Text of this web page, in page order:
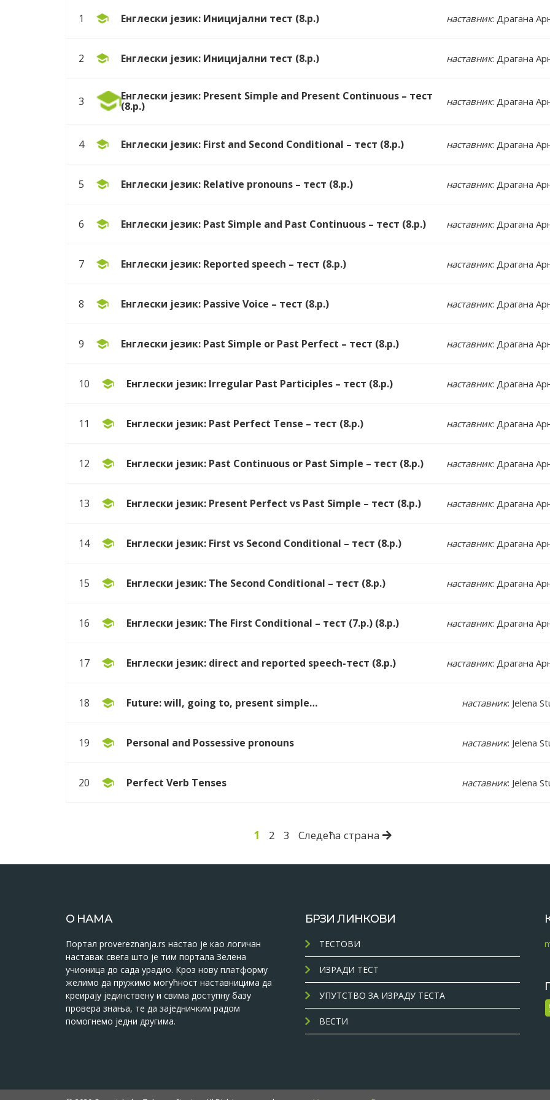
1 Енглески језик: Иницијални тест (8.р.) наставник: Драгана
2 Енглески језик: Иницијални тест (8.р.) наставник: Драгана
3 Енглески језик: Present Simple and Present Continuous – тест
(8.р.) наставник: Драгана
4 Енглески језик: First and Second Conditional – тест (8.р.) наставник: Драгана
5 Енглески језик: Relative pronouns – тест (8.р.) наставник: Драгана
6 Енглески језик: Past Simple and Past Continuous – тест (8.р.) наставник: Драгана
7 Енглески језик: Reported speech – тест (8.р.) наставник: Драгана
8 Енглески језик: Passive Voice – тест (8.р.) наставник: Драгана
9 Енглески језик: Past Simple or Past Perfect – тест (8.р.) наставник: Драгана
10 Енглески језик: Irregular Past Participles – тест (8.р.) наставник: Драгана
11 Енглески језик: Past Perfect Tense – тест (8.р.) наставник: Драгана
12 Енглески језик: Past Continuous or Past Simple – тест (8.р.) наставник: Драгана
13 Енглески језик: Present Perfect vs Past Simple – тест (8.р.) наставник: Драгана
14 Енглески језик: First vs Second Conditional – тест (8.р.) наставник: Драгана
15 Енглески језик: The Second Conditional – тест (8.р.) наставник: Драгана
16 Енглески језик: The First Conditional – тест (7.р.) (8.р.) наставник: Драгана
17 Енглески језик: direct and reported speech-тест (8.р.) наставник: Драгана
18 Future: will, going to, present simple… наставник: Jelena
19 Personal and Possessive pronouns наставник: Jelena
20 Perfect Verb Tenses наставник: Jelena
1 2 3 Следећа страна
О НАМА
Портал provereznanja.rs настао је као логичан
наставак свега што је тим портала Зелена
учионица до сада урадио. Кроз нову платформу
желимо да пружимо могућност наставницима да
креирају јединствену и свима доступну базу
провера знања, те да заједничким радом
помогнемо једни другима.
БРЗИ ЛИНКОВИ
ТЕСТОВИ
ИЗРАДИ ТЕСТ
УПУТСТВО ЗА ИЗРАДУ ТЕСТА
ВЕСТИ